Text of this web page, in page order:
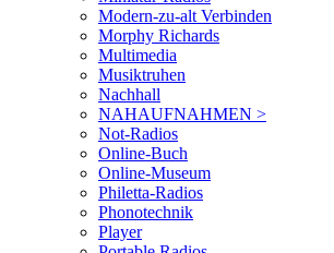
Modern-zu-alt Verbinden
Morphy Richards
Multimedia
Musiktruhen
Nachhall
NAHAUFNAHMEN >
Not-Radios
Online-Buch
Online-Museum
Philetta-Radios
Phonotechnik
Player